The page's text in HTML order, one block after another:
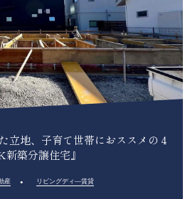
立地、子育て世帯におススメの４
築分譲住宅』
産 リビングディ―賃貸